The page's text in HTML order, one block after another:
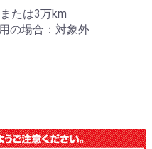
たは3万km
の場合：対象外